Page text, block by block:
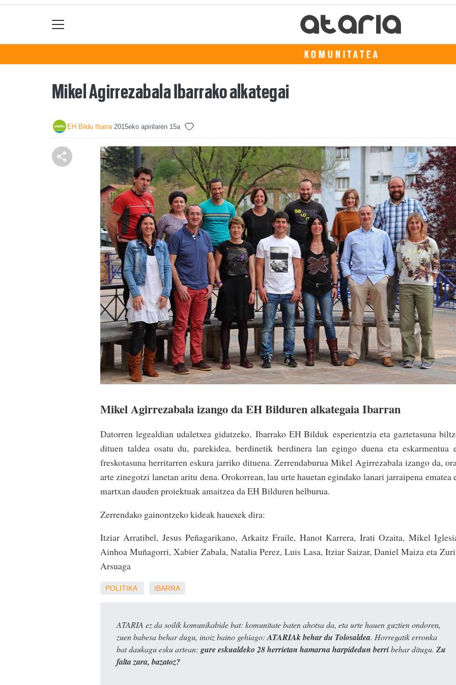
KOMUNITATEA
Mikel Agirrezabala Ibarrako alkategai
EH Bildu Ibarra 2015eko apirilaren 15a
Mikel Agirrezabala izango da EH Bilduren alkategaia Ibarran
Datorren legealdian udaletxea gidatzeko, Ibarrako EH Bilduk esperientzia eta gaztetasuna
dituen taldea osatu du, parekidea, berdinetik berdinera lan egingo duena eta eskarmentua
freskotasuna herritarren eskura jarriko dituena. Zerrendaburua Mikel Agirrezabala izango da,
arte zinegotzi lanetan aritu dena. Orokorrean, lau urte hauetan egindako lanari jarraipena ematea
martxan dauden proiektuak amaitzea da EH Bilduren helburua.
Zerrendako gainontzeko kideak hauexek dira:
Itziar Arratibel, Jesus Peñagarikano, Arkaitz Fraile, Hanot Karrera, Irati Ozaita, Mikel
Ainhoa Muñagorri, Xabier Zabala, Natalia Perez, Luis Lasa, Itziar Saizar, Daniel Maiza eta
Arsuaga
POLITIKA IBARRA
ATARIA ez da soilik komunikabide bat: komunitate baten ahotsa da, eta urte hauen guztien ondoren,
zuen babesa behar dugu, inoiz baino gehiago: ATARIAk behar du Tolosaldea. Horregatik erronka
bat daukagu esku artean: gure eskualdeko 28 herrietan hamarna harpidedun berribehar ditugu. Zu
falta zara, bazatoz?